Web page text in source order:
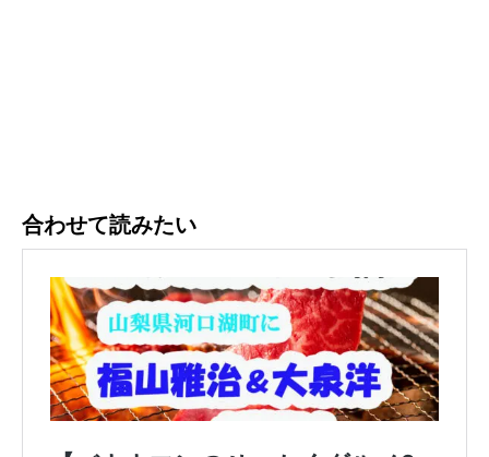
合わせて読みたい